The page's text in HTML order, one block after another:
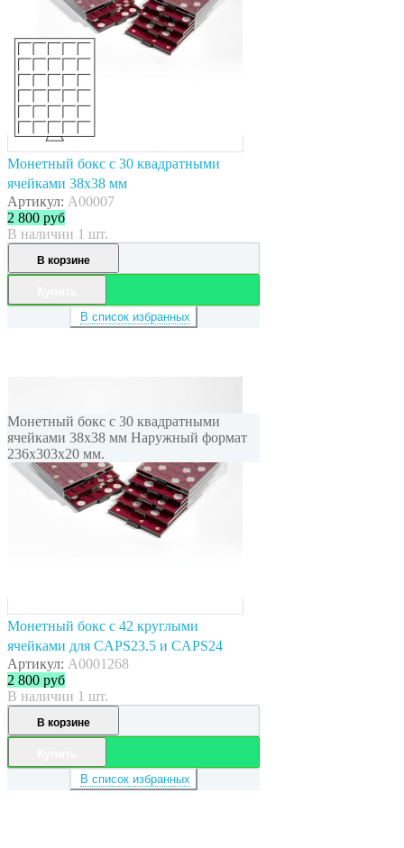
Монетный бокс с 30 квадратными
ячейками 38x38 мм
Артикул: A00007
2 800 руб
В наличии 1 шт.
В корзине
В список избранных
Монетный бокс с 30 квадратными
ячейками 38x38 мм Наружный формат
236x303x20 мм.
Монетный бокс с 42 круглыми
ячейками для CAPS23.5 и CAPS24
Артикул: A0001268
2 800 руб
В наличии 1 шт.
В корзине
В список избранных